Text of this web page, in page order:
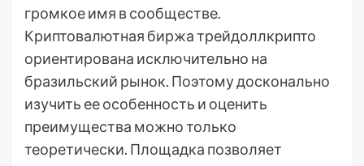
громкое имя в сообществе.
Криптовалютная биржа трейдоллкрипто
ориентирована исключительно на
бразильский рынок. Поэтому досконально
изучить ее особенность и оценить
преимущества можно только
теоретически. Площадка позволяет